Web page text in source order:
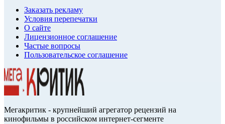
Заказать рекламу
Условия перепечатки
О сайте
Лицензионное соглашение
Частые вопросы
Пользовательское соглашение
Мегакритик - крупнейший агрегатор рецензий на
кинофильмы в российском интернет-сегменте